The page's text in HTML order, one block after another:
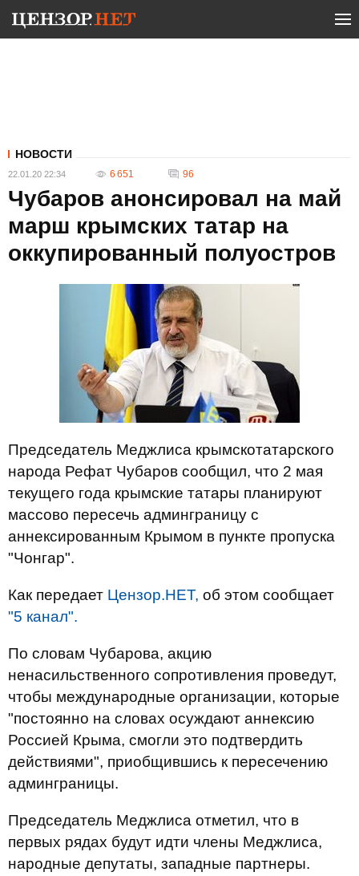
НОВОСТИ
22.01.20 22:34 6 651 96
Чубаров анонсировал на май
марш крымских татар на
оккупированный полуостров
Председатель Меджлиса крымскотатарского
народа Рефат Чубаров сообщил, что 2 мая
текущего года крымские татары планируют
массово пересечь админграницу с
аннексированным Крымом в пункте пропуска
"Чонгар".
Как передает Цензор.НЕТ, об этом сообщает
"5 канал".
По словам Чубарова, акцию
ненасильственного сопротивления проведут,
чтобы международные организации, которые
"постоянно на словах осуждают аннексию
Россией Крыма, смогли это подтвердить
действиями", приобщившись к пересечению
админграницы.
Председатель Меджлиса отметил, что в
первых рядах будут идти члены Меджлиса,
народные депутаты, западные партнеры.